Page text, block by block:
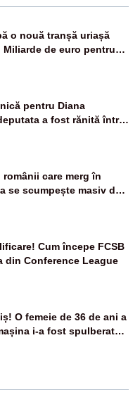
o nouă tranșă uriașă
Miliarde de euro pentru
pentru Diana
a fost rănită într-
care merg în
se scumpește masiv de
Cum începe FCSB
din Conference League
O femeie de 36 de ani a
i-a fost spulberată